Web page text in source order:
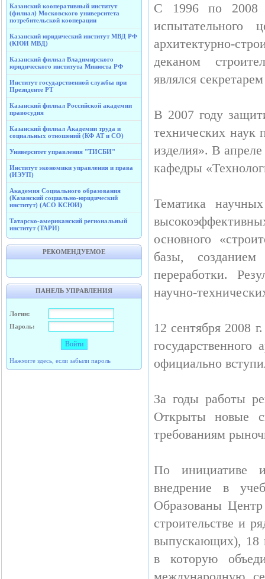
Казанский кооперативный институт
(филиал) Московского университета
потребительской кооперации
Казанский юридический институт МВД РФ
(КЮИ МВД)
Казанский филиал Владимирского
юридического института Минюста РФ
Институт государственной службы при
Президенте РТ
Казанский филиал Российской академии
правосудия
Казанский филиал Академии труда и
социальных отношений (КФ АТ и СО)
Университет управления "ТИСБИ"
Институт экономики управления и права
(ИЭУП)
Академия Социального образования
(Казанский социально-юридический
институт) (АСО КСЮИ)
Татарско-американский региональный
институт (ТАРИ)
РЕКОМЕНДУЕМОЕ
ПАНЕЛЬ УПРАВЛЕНИЯ
Логин:
Пароль:
Нажмите здесь, если забыли пароль
С 1996 по 2008
испытательного
архитектурно-
деканом
являлся
В 2007 году
технических наук
изделия». В
кафедры
Тематика
основного
базы,
переработки.
научно-
12 сентября 2008
государственного
официально
За годы работы
Открыты новые
требованиям
По инициативе
внедрение в
Образованы
строительстве и
выпускающих), 18
в которую